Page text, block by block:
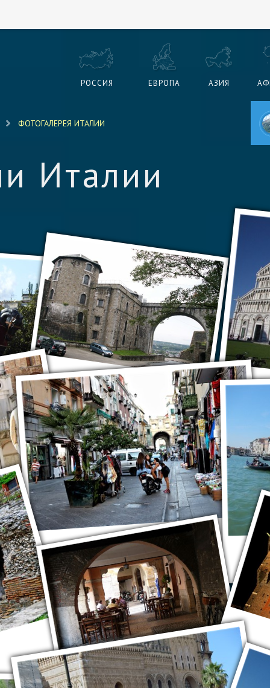
РОССИЯ ЕВРОПА АЗИЯ
ФОТОГАЛЕРЕЯ ИТАЛИИ
Италии
Милан
Неаполь
Верона